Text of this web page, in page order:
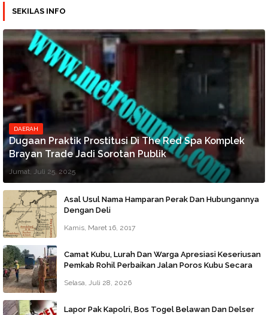
SEKILAS INFO
DAERAH
Dugaan Praktik Prostitusi Di The Red Spa Komplek
Brayan Trade Jadi Sorotan Publik
Jumat, Juli 25, 2025
Asal Usul Nama Hamparan Perak Dan Hubungannya
Dengan Deli
Kamis, Maret 16, 2017
Camat Kubu, Lurah Dan Warga Apresiasi Keseriusan
Pemkab Rohil Perbaikan Jalan Poros Kubu Secara
Selasa, Juli 28, 2026
Lapor Pak Kapolri, Bos Togel Belawan Dan Delser